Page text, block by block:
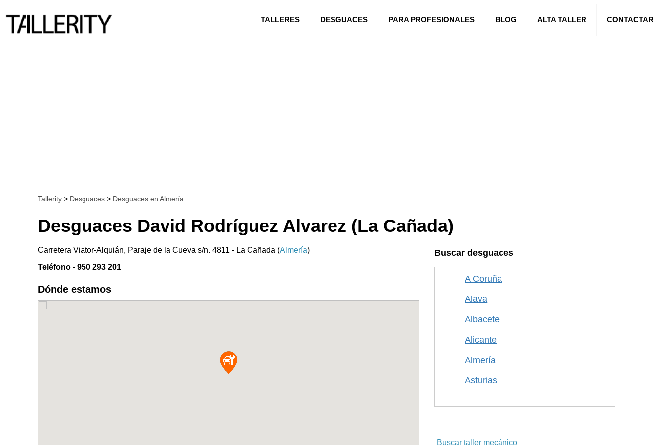
TALLERES DESGUACES PARA PROFESIONALES BLOG ALTA TALLER CONTACTAR
Tallerity > Desguaces > Desguaces en Almería
Desguaces David Rodríguez Alvarez (La Cañada)
Carretera Viator-Alquián, Paraje de la Cueva s/n. 4811 - La Cañada (Almería)
Teléfono - 950 293 201
Dónde estamos
Buscar desguaces
A Coruña
Alava
Albacete
Alicante
Almería
Asturias
Barcelona
Buscar taller mecánico